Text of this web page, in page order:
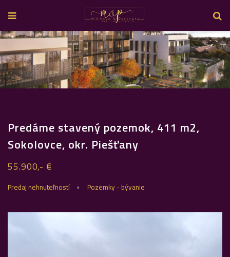
Predáme stavený pozemok, 411 m2,
Sokolovce, okr. Piešťany
55.900,- €
Predaj nehnuteľností Pozemky - bývanie